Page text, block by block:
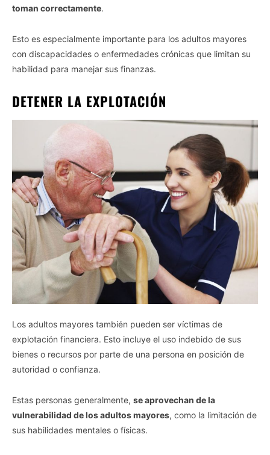
toman correctamente.
Esto es especialmente importante para los adultos mayores
con discapacidades o enfermedades crónicas que limitan su
habilidad para manejar sus finanzas.
DETENER LA EXPLOTACIÓN
Los adultos mayores también pueden ser víctimas de
explotación financiera. Esto incluye el uso indebido de sus
bienes o recursos por parte de una persona en posición de
autoridad o confianza.
Estas personas generalmente, se aprovechan de la
vulnerabilidad de los adultos mayores, como la limitación de
sus habilidades mentales o físicas.